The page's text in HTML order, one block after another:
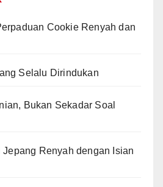
Cookie Renyah dan
Selalu Dirindukan
Bukan Sekadar Soal
Renyah dengan Isian